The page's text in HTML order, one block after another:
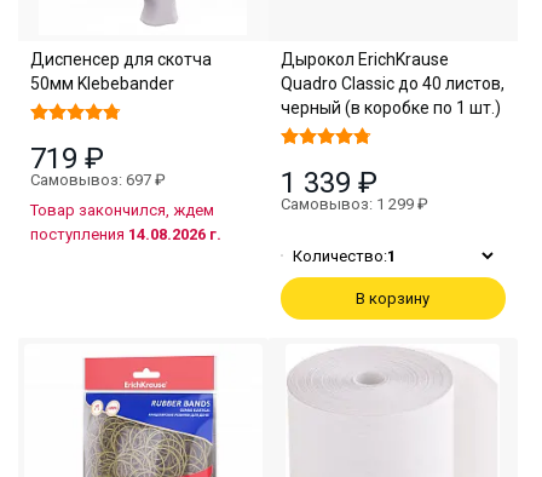
Диспенсер для скотча
50мм Klebebander
719 ₽
Самовывоз: 697 ₽
Товар закончился, ждем
поступления 14.08.2026 г.
Дырокол ErichKrause
Quadro Classic до 40 листов,
черный (в коробке по 1 шт.)
1 339 ₽
Самовывоз: 1 299 ₽
Количество:1
В корзину